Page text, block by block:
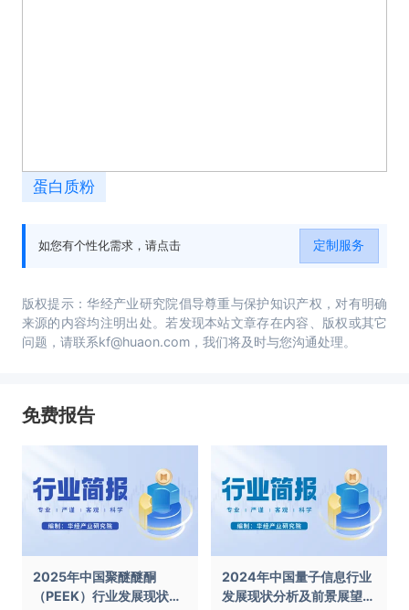
蛋白质粉
如您有个性化需求，请点击 定制服务
版权提示：华经产业研究院倡导尊重与保护知识产权，对有明确
来源的内容均注明出处。若发现本站文章存在内容、版权或其它
问题，请联系kf@huaon.com，我们将及时与您沟通处理。
免费报告
2025年中国聚醚醚酮
（PEEK）行业发展现状及
2024年中国量子信息行业
发展现状分析及前景展望报